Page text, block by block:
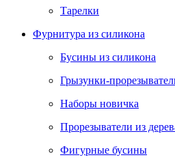
Тарелки
Фурнитура из силикона
Бусины из силикона
Грызунки-
Наборы новичка
Прорезыватели из
Фигурные бусины